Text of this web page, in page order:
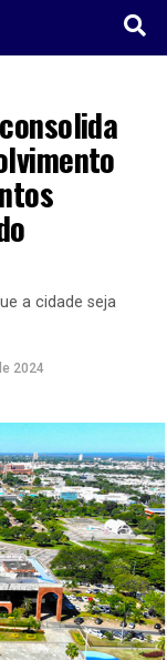
a cidade seja
2024